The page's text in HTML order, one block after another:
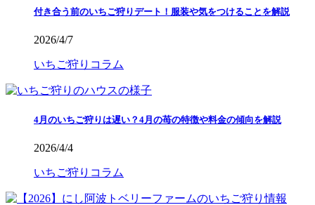
付き合う前のいちご狩りデート！服装や気をつけることを解説
2026/4/7
いちご狩りコラム
4月のいちご狩りは遅い？4月の苺の特徴や料金の傾向を解説
2026/4/4
いちご狩りコラム